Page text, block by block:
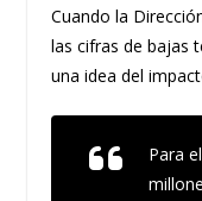
Cuando la
las cifras de bajas
una idea del
Para